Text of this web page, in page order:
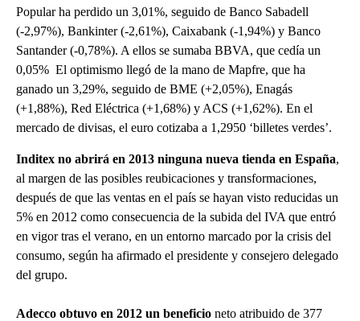
Popular ha perdido un 3,01%, seguido de Banco Sabadell
(-2,97%), Bankinter (-2,61%), Caixabank (-1,94%) y Banco
Santander (-0,78%). A ellos se sumaba BBVA, que cedía un
0,05% El optimismo llegó de la mano de Mapfre, que ha
ganado un 3,29%, seguido de BME (+2,05%), Enagás
(+1,88%), Red Eléctrica (+1,68%) y ACS (+1,62%). En el
mercado de divisas, el euro cotizaba a 1,2950 ‘billetes verdes’.
Inditex no abrirá en 2013 ninguna nueva tienda en España,
al margen de las posibles reubicaciones y transformaciones,
después de que las ventas en el país se hayan visto reducidas un
5% en 2012 como consecuencia de la subida del IVA que entró
en vigor tras el verano, en un entorno marcado por la crisis del
consumo, según ha afirmado el presidente y consejero delegado
del grupo.
Adecco obtuvo en 2012 un beneficio neto atribuido de 377